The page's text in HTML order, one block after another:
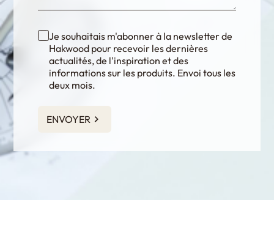
Je souhaitais m'abonner à la newsletter de
Hakwood pour recevoir les dernières
actualités, de l'inspiration et des
informations sur les produits. Envoi tous les
deux mois.
ENVOYER